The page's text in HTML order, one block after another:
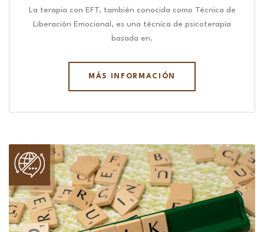
La terapia con EFT, también conocida como Técnica de
Liberación Emocional, es una técnica de psicoterapia
basada en.
MÁS INFORMACIÓN